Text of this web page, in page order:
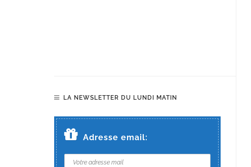
LA NEWSLETTER DU LUNDI MATIN
Adresse email: